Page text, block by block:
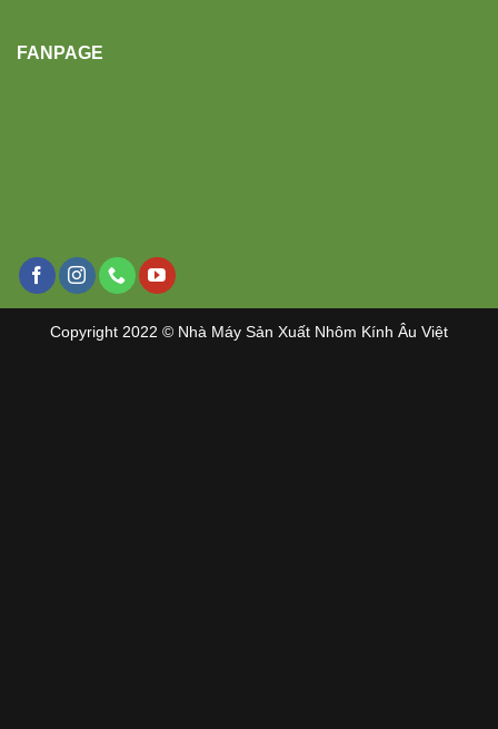
FANPAGE
Copyright 2022 © Nhà Máy Sản Xuất Nhôm Kính Âu Việt